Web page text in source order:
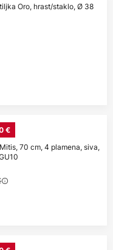
Oro, hrast/staklo, Ø 38
€
70 cm, 4 plamena, siva,